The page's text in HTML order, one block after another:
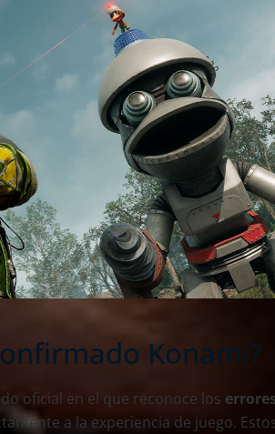
Konami?
oficial en el que reconoce los
a la experiencia de juego.